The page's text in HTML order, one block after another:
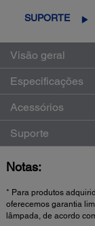
SUPORTE
Visão geral
Especificações
Acessórios
Suporte
Notas:
* Para produtos
oferecemos garantia
lâmpada, de acordo